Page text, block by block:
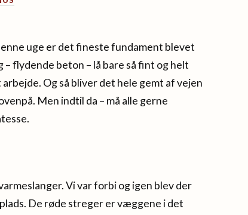
uge er det fineste fundament blevet
flydende beton – lå bare så fint og helt
Og så bliver det hele gemt af vejen
Men indtil da – må alle gerne
Vi var forbi og igen blev der
De røde streger er væggene i det